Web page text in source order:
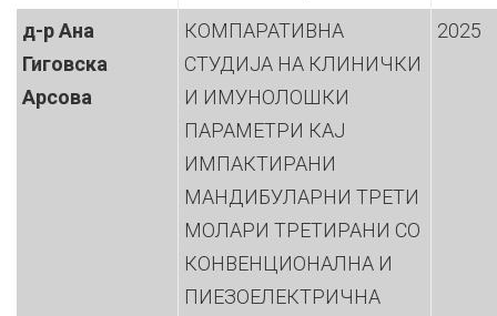
д-р Ана
Гиговска
Арсова
КОМПАРАТИВНА
СТУДИЈА НА КЛИНИЧКИ
И ИМУНОЛОШКИ
ПАРАМЕТРИ КАЈ
ИМПАКТИРАНИ
МАНДИБУЛАРНИ ТРЕТИ
МОЛАРИ ТРЕТИРАНИ СО
КОНВЕНЦИОНАЛНА И
ПИЕЗОЕЛЕКТРИЧНА
2025